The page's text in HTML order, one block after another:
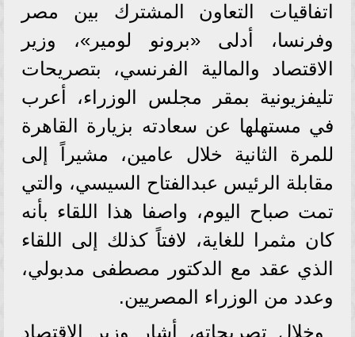
اتفاقيات التعاون المشترك بين مصر
وفرنسا، أدلى «برونو لومير»، وزير
الاقتصاد والمالية الفرنسي، بتصريحات
تليفزيونية بمقر مجلس الوزراء، أعرب
في مستهلها عن سعادته بزيارة القاهرة
للمرة الثانية خلال عامين، مشيراً إلى
مقابلة الرئيس عبدالفتاح السيسي، والتي
تمت صباح اليوم، واصفا هذا اللقاء بأنه
كان مثمرا للغاية، لافتاً كذلك إلى اللقاء
الذي عقد مع الدكتور مصطفى مدبولي،
وعدد من الوزراء المصريين.
وخلال تصريحاته، أشار وزير الاقتصاد